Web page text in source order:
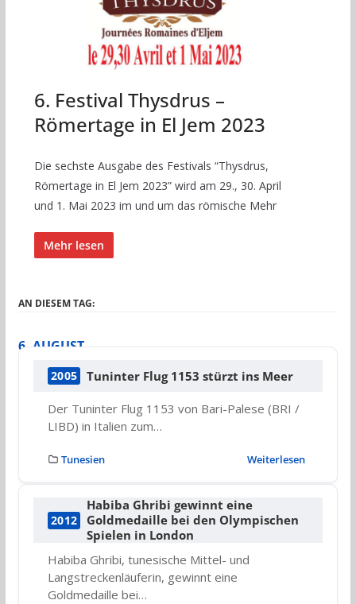
6. Festival Thysdrus –
Römertage in El Jem 2023
Die sechste Ausgabe des Festivals “Thysdrus,
Römertage in El Jem 2023” wird am 29., 30. April
und 1. Mai 2023 im und um das römische Mehr
Mehr lesen
AN DIESEM TAG:
6. AUGUST
2005 Tuninter Flug 1153 stürzt ins Meer
Der Tuninter Flug 1153 von Bari-Palese (BRI /
LIBD) in Italien zum…
Tunesien Weiterlesen
2012
Habiba Ghribi gewinnt eine
Goldmedaille bei den Olympischen
Spielen in London
Habiba Ghribi, tunesische Mittel- und
Langstreckenläuferin, gewinnt eine
Goldmedaille bei…